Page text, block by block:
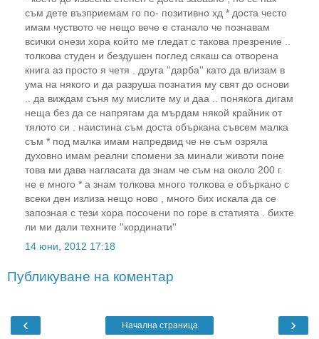
съм дете възприемам го по- позитивно хд * доста често
имам чуството че нещо вече е станало че познавам
всички онези хора който ме гледат с такова презрение ..
толкова студен и бездушен поглед сякаш са отворена
книга аз просто я четя . друга ''дарба'' като да влизам в
ума на някого и да разруша познатия му свят до основи
.. да виждам съня му мислите му и даа .. понякога дигам
неща без да се напрягам да мърдам някой крайник от
тялото си . наистина съм доста объркана съвсем малка
съм * под малка имам напредвид че не съм озряла
духовно имам реални спомени за минали животи поне
това ми дава нагласата да знам че съм на около 200 г.
не е много * а знам толкова много толкова е объркано с
всеки ден излиза нещо ново , много бих искала да се
запозная с тези хора посочени по горе в статията . бихте
ли ми дали техните ''кординати''
14 юни, 2012 17:18
Публикуване на коментар
‹ ›
Начална страница